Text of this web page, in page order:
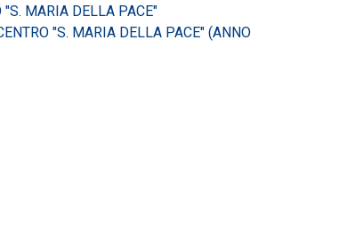
MARIA DELLA PACE"
"S. MARIA DELLA PACE" (ANNO